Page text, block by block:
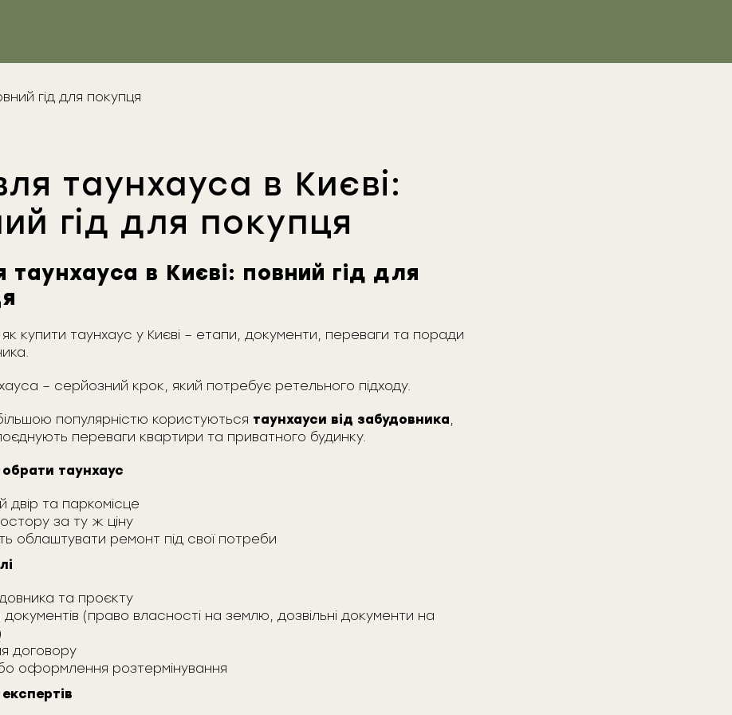
таунхауса в Києві:
гід для покупця
таунхауса в Києві: повний гід для
купити таунхаус у Києві – етапи, документи, переваги та поради
– серйозний крок, який потребує ретельного підходу.
популярністю користуються таунхауси від забудовника,
переваги квартири та приватного будинку.
таунхаус
двір та паркомісце
за ту ж ціну
облаштувати ремонт під свої потреби
та проєкту
документів (право власності на землю, дозвільні документи на
договору
оформлення розтермінування